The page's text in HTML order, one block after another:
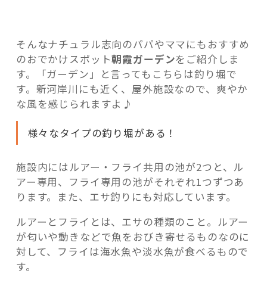
魅
力”
の
そんなナチュラル志向のパパやママにもおすすめ
のおでかけスポット朝霞ガーデンをご紹介しま
す。「ガーデン」と言ってもこちらは釣り堀で
す。新河岸川にも近く、屋外施設なので、爽やか
な風を感じられますよ♪
様々なタイプの釣り堀がある！
施設内にはルアー・フライ共用の池が2つと、ル
アー専用、フライ専用の池がそれぞれ1つずつあ
ります。また、エサ釣りにも対応しています。
ルアーとフライとは、エサの種類のこと。ルアー
が匂いや動きなどで魚をおびき寄せるものなのに
対して、フライは海水魚や淡水魚が食べるもので
す。